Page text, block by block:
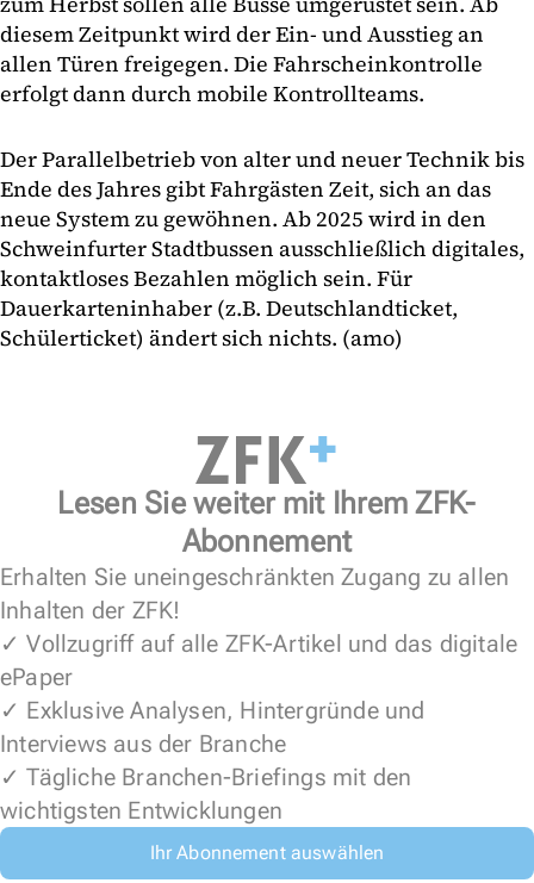
diesem Zeitpunkt wird der Ein- und Ausstieg an
allen Türen freigegen. Die Fahrscheinkontrolle
erfolgt dann durch mobile Kontrollteams.
Der Parallelbetrieb von alter und neuer Technik bis
Ende des Jahres gibt Fahrgästen Zeit, sich an das
neue System zu gewöhnen. Ab 2025 wird in den
Schweinfurter Stadtbussen ausschließlich digitales,
kontaktloses Bezahlen möglich sein. Für
Dauerkarteninhaber (z.B. Deutschlandticket,
Schülerticket) ändert sich nichts. (amo)
Lesen Sie weiter mit Ihrem ZFK-
Abonnement
Erhalten Sie uneingeschränkten Zugang zu allen
Inhalten der ZFK!
✓ Vollzugriff auf alle ZFK-Artikel und das digitale
ePaper
✓ Exklusive Analysen, Hintergründe und
Interviews aus der Branche
✓ Tägliche Branchen-Briefings mit den
wichtigsten Entwicklungen
Ihr Abonnement auswählen